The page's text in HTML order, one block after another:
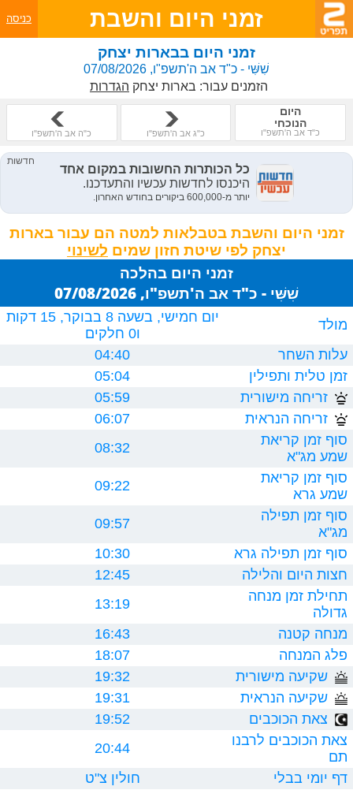
זמני היום והשבת כניסה
זמני היום בבארות יצחק
שִׁשִּׁי - כ"ד אב ה'תשפ"ו, 07/08/2026
הזמנים עבור: בארות יצחק הגדרות
היום
הנוכחי
כ"ד אב ה'תשפ"ו כ"ג אב ה'תשפ"ו כ"ה אב ה'תשפ"ו
זמני היום והשבת בטבלאות למטה הם עבור בארות
יצחק לפי שיטת חזון שמים
זמני היום בהלכה
שִׁשִּׁי - כ"ד אב ה'תשפ"ו, 07/08/2026
מולד
יום חמישי, בשעה 8 בבוקר, 15 דקות
ו0 חלקים
עלות השחר
04:40
זמן טלית ותפילין
05:04
זריחה מישורית
05:59
זריחה הנראית
06:07
סוף זמן קריאת
שמע מג"א
08:32
סוף זמן קריאת
שמע גרא
09:22
סוף זמן תפילה
מג"א
09:57
סוף זמן תפילה גרא
10:30
חצות היום והלילה
12:45
תחילת זמן מנחה
גדולה
13:19
מנחה קטנה
16:43
פלג המנחה
18:07
שקיעה מישורית
19:32
שקיעה הנראית
19:31
צאת הכוכבים
19:52
צאת הכוכבים לרבנו
תם
20:44
דף יומי בבלי
חולין צ"ט